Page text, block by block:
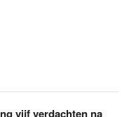
vijf verdachten na